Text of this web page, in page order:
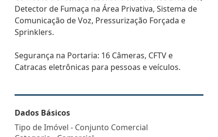
Detector de Fumaça na Área Privativa, Sistema de
Comunicação de Voz, Pressurização Forçada e
Sprinklers.
Segurança na Portaria: 16 Câmeras, CFTV e
Catracas eletrônicas para pessoas e veículos.
Dados Básicos
Tipo de Imóvel - Conjunto Comercial